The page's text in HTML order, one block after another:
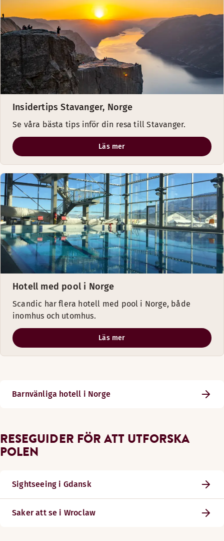
Insidertips Stavanger, Norge
Se våra bästa tips inför din resa till Stavanger.
Läs mer
Hotell med pool i Norge
Scandic har flera hotell med pool i Norge, både
inomhus och utomhus.
Läs mer
Barnvänliga hotell i Norge
RESEGUIDER FÖR ATT UTFORSKA
POLEN
Sightseeing i Gdansk
Saker att se i Wroclaw